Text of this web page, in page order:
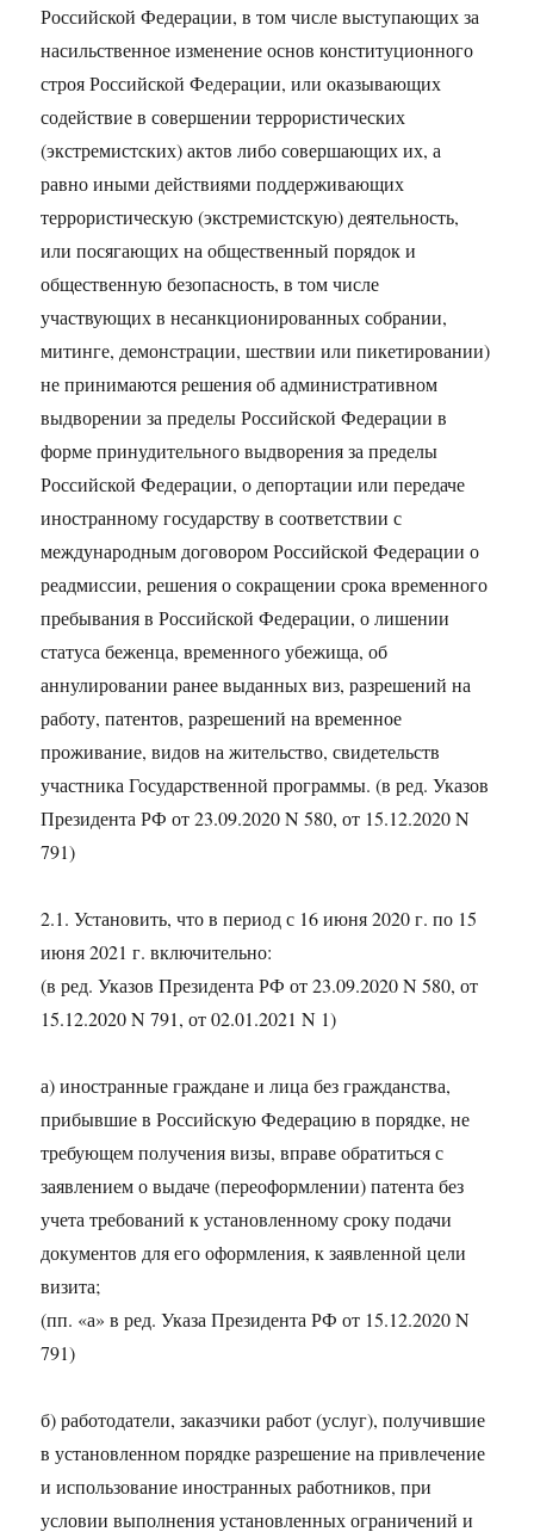
Российской Федерации, в том числе выступающих за
насильственное изменение основ конституционного
строя Российской Федерации, или оказывающих
содействие в совершении террористических
(экстремистских) актов либо совершающих их, а
равно иными действиями поддерживающих
террористическую (экстремистскую) деятельность,
или посягающих на общественный порядок и
общественную безопасность, в том числе
участвующих в несанкционированных собрании,
митинге, демонстрации, шествии или пикетировании)
не принимаются решения об административном
выдворении за пределы Российской Федерации в
форме принудительного выдворения за пределы
Российской Федерации, о депортации или передаче
иностранному государству в соответствии с
международным договором Российской Федерации о
реадмиссии, решения о сокращении срока временного
пребывания в Российской Федерации, о лишении
статуса беженца, временного убежища, об
аннулировании ранее выданных виз, разрешений на
работу, патентов, разрешений на временное
проживание, видов на жительство, свидетельств
участника Государственной программы. (в ред. Указов
Президента РФ от 23.09.2020 N 580, от 15.12.2020 N
791)
2.1. Установить, что в период с 16 июня 2020 г. по 15
июня 2021 г. включительно:
(в ред. Указов Президента РФ от 23.09.2020 N 580, от
15.12.2020 N 791, от 02.01.2021 N 1)
а) иностранные граждане и лица без гражданства,
прибывшие в Российскую Федерацию в порядке, не
требующем получения визы, вправе обратиться с
заявлением о выдаче (переоформлении) патента без
учета требований к установленному сроку подачи
документов для его оформления, к заявленной цели
визита;
(пп. «а» в ред. Указа Президента РФ от 15.12.2020 N
791)
б) работодатели, заказчики работ (услуг), получившие
в установленном порядке разрешение на привлечение
и использование иностранных работников, при
условии выполнения установленных ограничений и